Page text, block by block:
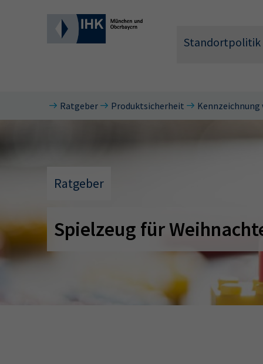
Standortpolitik
Hier
34a 34c
Ratgeber Produktsicherheit Kennzeichnung
Ratgeber
Spielzeug für